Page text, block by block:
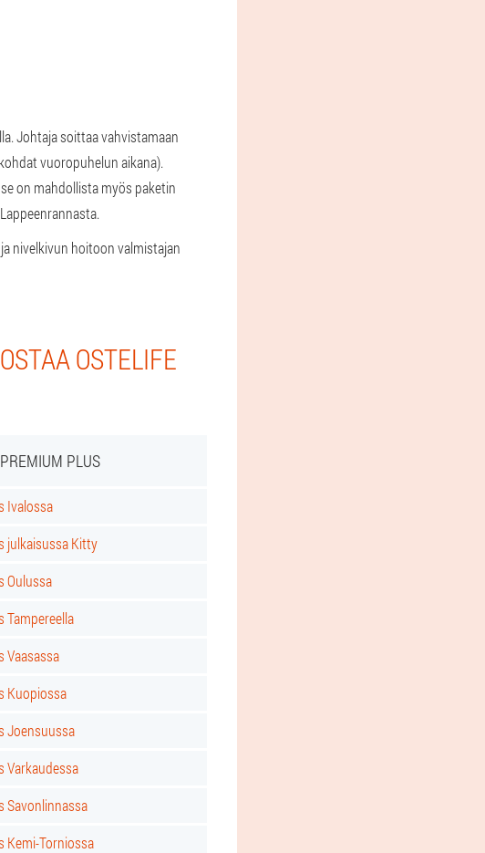
Johtaja soittaa vahvistamaan
vuoropuhelun aikana).
on mahdollista myös paketin
nivelkivun hoitoon valmistajan
OSTELIFE
PLUS
Ivalossa
julkaisussa Kitty
Oulussa
Tampereella
Vaasassa
Kuopiossa
Joensuussa
Varkaudessa
Savonlinnassa
Kemi-Torniossa